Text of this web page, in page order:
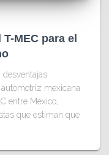
MEC para el
desventajas
mexicana
entre México,
que estiman que